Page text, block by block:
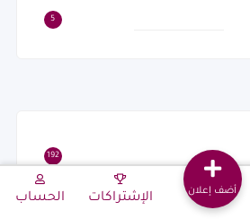
5
192
14 أضف إعلان
الإشتراكات الحساب